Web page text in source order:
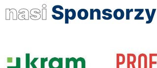
nasi Sponsorzy